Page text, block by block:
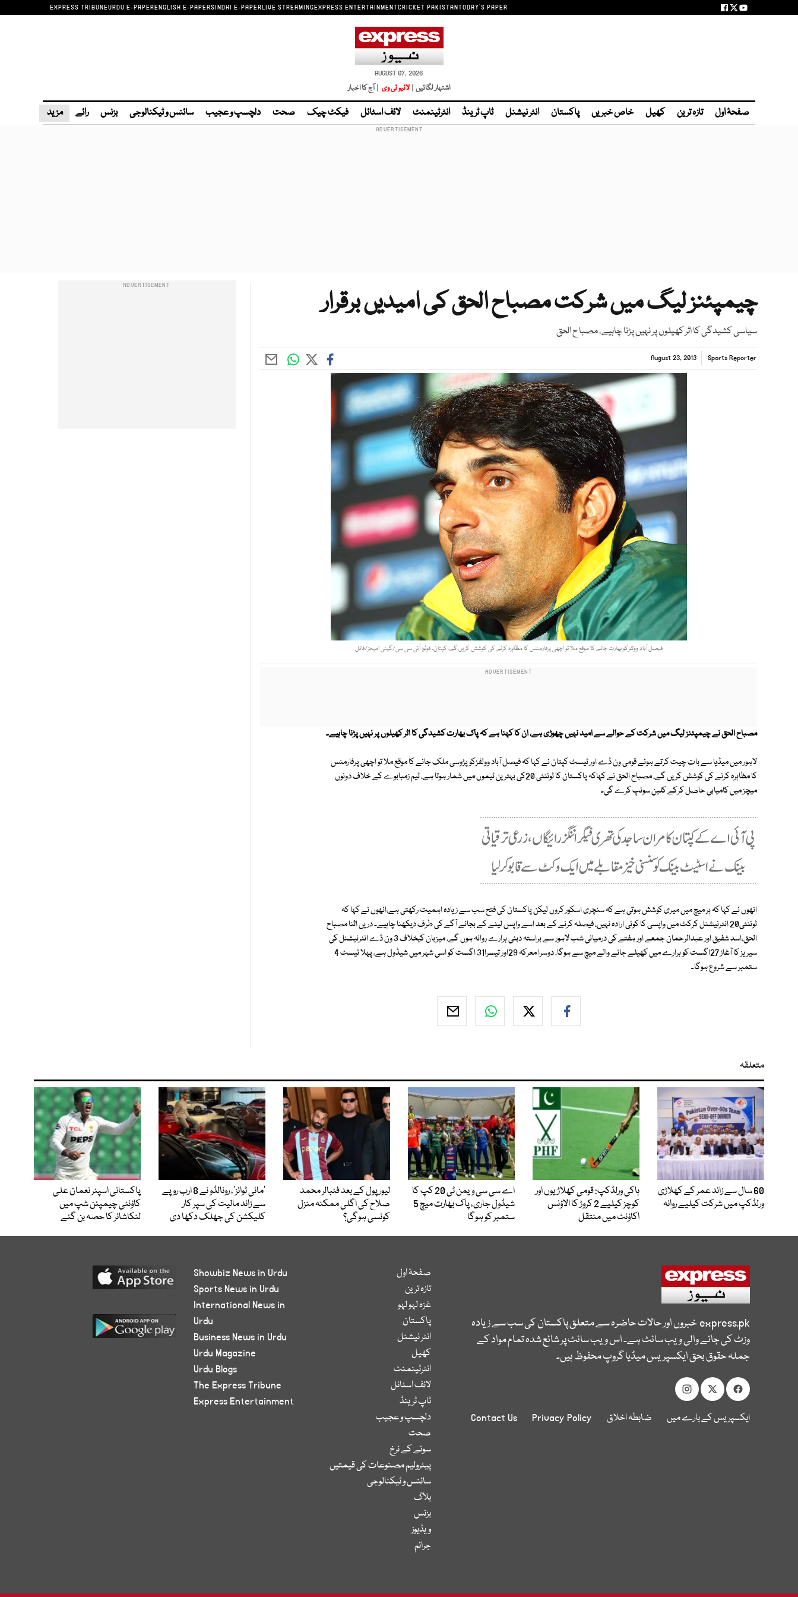
EXPRESS TRIBUNEURDU E-PAPERENGLISH E-PAPERSINDHI E-PAPERLIVE STREAMINGEXPRESS ENTERTAINMENTCRICKET PAKISTANTODAY'S PAPER
AUGUST 07, 2026
اشتہار لگائیں | لائیو ٹی وی | آج کا اخبار
صفحۂ اول تازہ ترین کھیل خاص خبریں پاکستان انٹر نیشنل ٹاپ ٹرینڈ انٹرٹینمنٹ لائف اسٹائل فیکٹ چیک صحت دلچسپ و عجیب سائنس و ٹیکنالوجی بزنس رائے مزید
چیمپئنز لیگ میں شرکت مصباح الحق کی امیدیں برقرار
سیاسی کشیدگی کا اثر کھیلوں پر نہیں پڑنا چاہیے، مصبا ح الحق
Sports Reporter
August 23, 2013
فیصل آباد وولفزکو بھارت جانے کا موقع ملا تو اچھی پرفارمنس کا مظاہرہ کرنے کی کوشش کریں گے، کپتان۔ فوٹو: آئی سی سی/گیٹی امیجز/فائل
مصباح الحق نے چیمپئنز لیگ میں شرکت کے حوالے سے امید نہیں چھوڑی ہے، ان کا کہنا ہے کہ پاک بھارت کشیدگی کا اثر کھیلوں پر نہیں پڑنا چاہیے۔
لاہور میں میڈیا سے بات چیت کرتے ہوئے قومی ون ڈے اور ٹیسٹ کپتان نے کہا کہ فیصل آباد وولفزکو پڑوسی ملک جانے کا موقع ملا تو اچھی پرفارمنس
کا مظاہرہ کرنے کی کوشش کریں گے، مصباح الحق نے کہاکہ پاکستان کا ٹوئنٹی 20کی بہترین ٹیموں میں شمار ہوتا ہے، ٹیم زمبابوے کے خلاف دونوں
میچز میں کامیابی حاصل کرکے کلین سوئپ کرے گی۔
انھوں نے کہا کہ ہر میچ میں میری کوشش ہوتی ہے کہ سنچری اسکور کروں لیکن پاکستان کی فتح سب سے زیادہ اہمیت رکھتی ہے،انھوں نے کہا کہ
ٹوئنٹی20 انٹرنیشنل کرکٹ میں واپسی کا کوئی ارادہ نہیں، فیصلہ کرنے کے بعد اسے واپس لینے کے بجائے آگے کی طرف دیکھنا چاہیے۔ دریں اثنا مصباح
الحق،اسد شفیق اور عبدالرحمان جمعے اور ہفتے کی درمیانی شب لاہور سے براستہ دبئی ہرارے روانہ ہوں گے، میزبان کیخلاف 3 ون ڈے انٹرنیشنل کی
سیریز کا آغاز 27اگست کو ہرارے میں کھیلے جانے والے میچ سے ہوگا، دوسرا معرکہ 29اور تیسرا31 اگست کو اسی شہر میں شیڈول ہے، پہلا ٹیسٹ 4
ستمبر سے شروع ہوگا۔
متعلقہ
60 سال سے زائد عمر کے کھلاڑی
ورلڈکپ میں شرکت کیلیے روانہ
ہاکی ورلڈکپ: قومی کھلاڑیوں اور
کوچز کیلیے 2 کروڑ کا الاؤنس
اکاؤنٹ میں منتقل
اے سی سی ویمن ٹی 20 کپ کا
شیڈول جاری، پاک بھارت میچ 5
ستمبر کو ہوگا
لیور پول کے بعد فٹبالر محمد
صلاح کی اگلی ممکنہ منزل
کونسی ہوگی؟
’مائی ٹوائز‘، رونالڈو نے 8 ارب روپے
سے زائد مالیت کی سپر کار
کلیکشن کی جھلک دکھا دی
پاکستانی اسپنر نعمان علی
کاؤنٹی چیمپئن شپ میں
لنکاشائر کا حصہ بن گئے
express.pkخبروں اور حالات حاضرہ سے متعلق پاکستان کی سب سے زیادہ
وزٹ کی جانے والی ویب سائٹ ہے۔ اس ویب سائٹ پر شائع شدہ تمام مواد کے
جملہ حقوق بحق ایکسپریس میڈیا گروپ محفوظ ہیں۔
ایکسپریس کے بارے میں ضابطہ اخلاق Privacy Policy
Contact Us
صفحۂ اول
تازہ ترین
غزہ لہو لہو
پاکستان
انٹر نیشنل
کھیل
انٹرٹینمنٹ
لائف اسٹائل
ٹاپ ٹرینڈ
دلچسپ و عجیب
صحت
سونے کے نرخ
پیٹرولیم مصنوعات کی قیمتیں
سائنس و ٹیکنالوجی
بلاگ
بزنس
ویڈیوز
جرائم
Showbiz News in Urdu
Sports News in Urdu
International News in
Urdu
Business News in Urdu
Urdu Magazine
Urdu Blogs
The Express Tribune
Express Entertainment